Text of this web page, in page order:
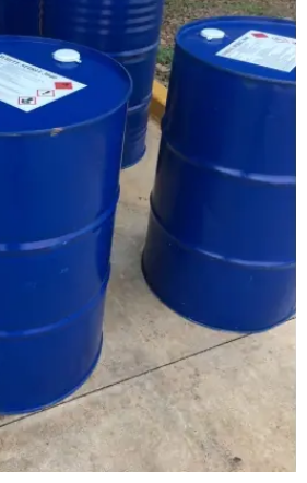
các chất phụ gia cao su.
in: DSP 80/100 được sử
loãng sơn và mực in, cũng
các dụng cụ và bề mặt.
DSP 80/100 được sử
các dụng cụ và bề mặt,
loãng các chất phụ gia
80/100 được sử dụng để
mặt kim loại, nhựa và gỗ.